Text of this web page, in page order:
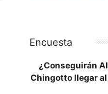
Encuesta
¿Conseguirán
Chingotto llegar